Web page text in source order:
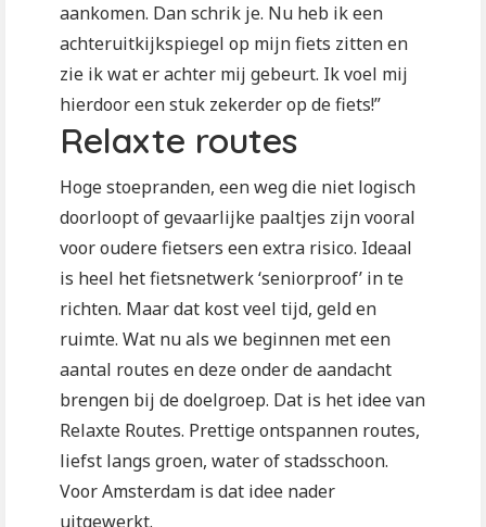
aankomen. Dan schrik je. Nu heb ik een
achteruitkijkspiegel op mijn fiets zitten en
zie ik wat er achter mij gebeurt. Ik voel mij
hierdoor een stuk zekerder op de fiets!”
Relaxte routes
Hoge stoepranden, een weg die niet logisch
doorloopt of gevaarlijke paaltjes zijn vooral
voor oudere fietsers een extra risico. Ideaal
is heel het fietsnetwerk ‘seniorproof’ in te
richten. Maar dat kost veel tijd, geld en
ruimte. Wat nu als we beginnen met een
aantal routes en deze onder de aandacht
brengen bij de doelgroep. Dat is het idee van
Relaxte Routes. Prettige ontspannen routes,
liefst langs groen, water of stadsschoon.
Voor Amsterdam is dat idee nader
uitgewerkt.